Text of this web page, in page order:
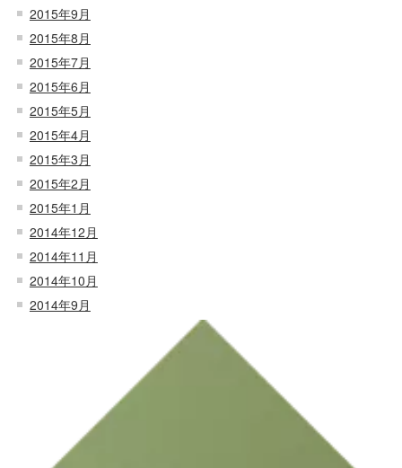
2015年9月
2015年8月
2015年7月
2015年6月
2015年5月
2015年4月
2015年3月
2015年2月
2015年1月
2014年12月
2014年11月
2014年10月
2014年9月